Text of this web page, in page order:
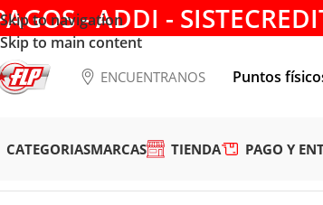
Skip to navigation
Skip to main content
- ADDI -
ENCUENTRANOS Puntos
CATEGORIASMARCAS TIENDA PAGO Y